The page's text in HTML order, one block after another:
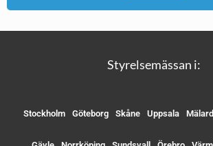
Styrelsemässan i:
Stockholm Göteborg Skåne Uppsala